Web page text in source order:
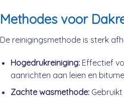
Methodes voor
De reinigingsmethode is sterk
Hogedrukreiniging:Effectief
aanrichten aan leien en
Zachte wasmethode:Gebruikt